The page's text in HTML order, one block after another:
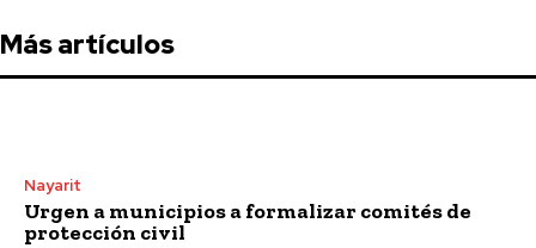
Más artículos
Nayarit
Urgen a municipios a formalizar comités de
protección civil